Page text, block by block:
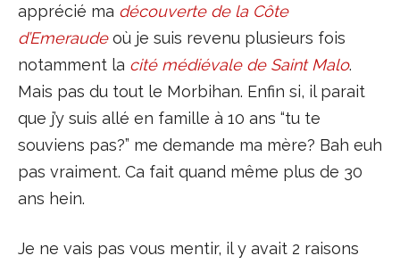
apprécié ma découverte de la Côte
d’Emeraudeoù je suis revenu plusieurs fois
notamment la cité médiévale de Saint Malo.
Mais pas du tout le Morbihan. Enfin si, il parait
que j’y suis allé en famille à 10 ans “tu te
souviens pas?” me demande ma mère? Bah euh
pas vraiment. Ca fait quand même plus de 30
ans hein.
Je ne vais pas vous mentir, il y avait 2 raisons